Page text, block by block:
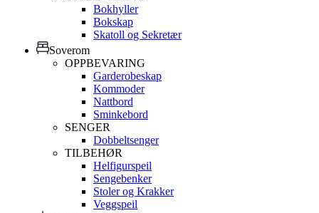
Bokhyller
Bokskap
Skatoll og Sekretær
Soverom
OPPBEVARING
Garderobeskap
Kommoder
Nattbord
Sminkebord
SENGER
Dobbeltsenger
TILBEHØR
Helfigurspeil
Sengebenker
Stoler og Krakker
Veggspeil